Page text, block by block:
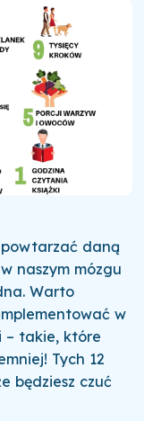
powtarzać daną
naszym mózgu
Warto
w
– takie, które
Tych 12
będziesz czuć